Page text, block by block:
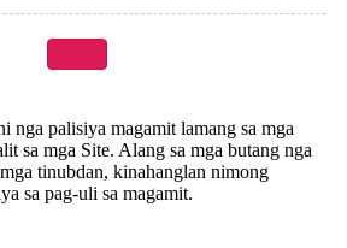
nga palisiya magamit lamang sa mga
sa mga Site. Alang sa mga butang nga
tinubdan, kinahanglan nimong
sa pag-uli sa magamit.